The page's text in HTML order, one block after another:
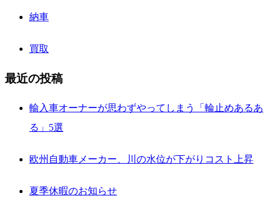
納車
買取
最近の投稿
輸入車オーナーが思わずやってしまう「輪止めあるあ
る」5選
欧州自動車メーカー、川の水位が下がりコスト上昇
夏季休暇のお知らせ